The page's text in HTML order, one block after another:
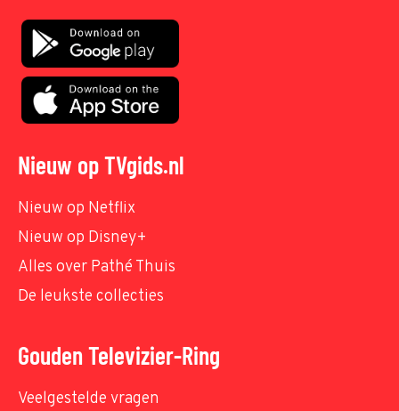
Nieuw op TVgids.nl
Nieuw op Netflix
Nieuw op Disney+
Alles over Pathé Thuis
De leukste collecties
Gouden Televizier-Ring
Veelgestelde vragen